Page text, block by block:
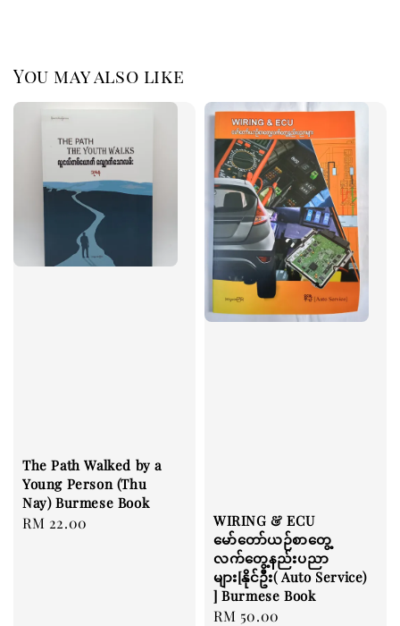
You may also like
The Path Walked by a
Young Person (Thu
Nay) Burmese Book
Regular
RM 22.00
WIRING & ECU
မော်တော်ယဉ်စာတွေ့
လက်တွေ့နည်းပညာ
များ[နိုင်ဦး( Auto Service)
] Burmese Book
Regular
RM 50.00